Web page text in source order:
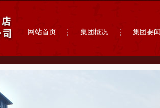
网站首页 集团概况 集团要闻